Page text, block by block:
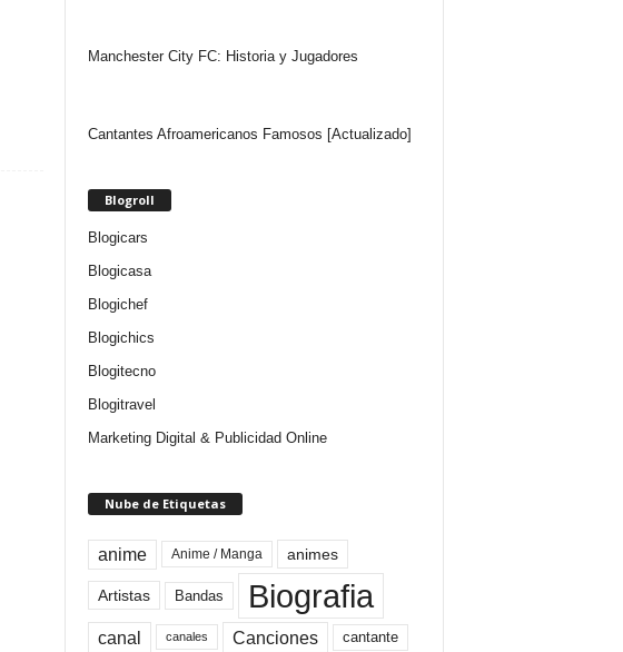
Manchester City FC: Historia y Jugadores
Cantantes Afroamericanos Famosos [Actualizado]
Blogroll
Blogicars
Blogicasa
Blogichef
Blogichics
Blogitecno
Blogitravel
Marketing Digital & Publicidad Online
Nube de Etiquetas
anime Anime / Manga animes
Artistas Bandas Biografia
canal canales Canciones cantante